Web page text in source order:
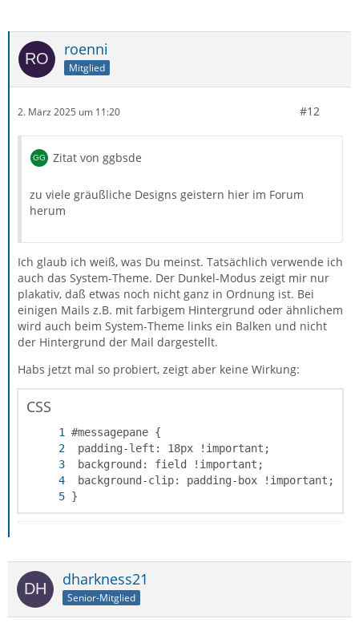
roenni
Mitglied
2. März 2025 um 11:20 #12
Zitat von ggbsde
zu viele gräußliche Designs geistern hier im Forum
herum
Ich glaub ich weiß, was Du meinst. Tatsächlich verwende ich
auch das System-Theme. Der Dunkel-Modus zeigt mir nur
plakativ, daß etwas noch nicht ganz in Ordnung ist. Bei
einigen Mails z.B. mit farbigem Hintergrund oder ähnlichem
wird auch beim System-Theme links ein Balken und nicht
der Hintergrund der Mail dargestellt.
Habs jetzt mal so probiert, zeigt aber keine Wirkung:
CSS
}
dharkness21
Senior-Mitglied